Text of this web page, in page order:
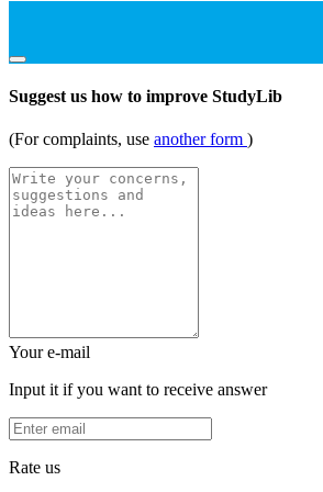
Suggest us how to improve StudyLib
(For complaints, use another form )
Your e-mail
Input it if you want to receive answer
Rate us